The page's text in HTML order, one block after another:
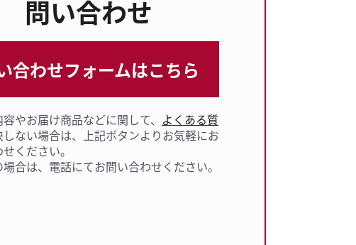
問い合わせ
合わせフォームはこちら
やお届け商品などに関して、 よくある質
しない場合は、上記ボタンよりお気軽にお
ください。
合は、電話にてお問い合わせください。